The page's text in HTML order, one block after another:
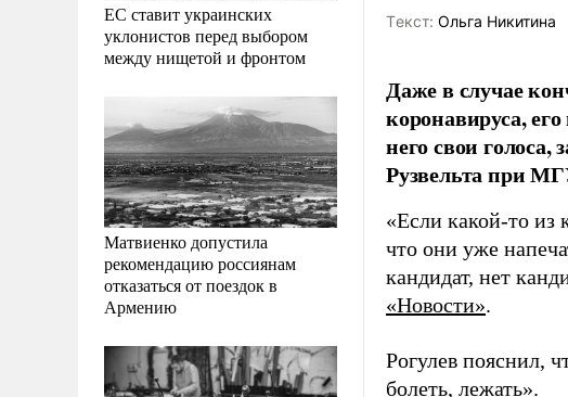
ЕС ставит украинских
уклонистов перед выбором
между нищетой и фронтом
Матвиенко допустила
рекомендацию россиянам
отказаться от поездок в
Армению
Tекст: Ольга Никитина
Даже в случае
коронавируса,
него свои
Рузвельта при
«Если какой-то из
что они уже
кандидат, нет
«Новости».
Рогулев пояснил,
болеть, лежать».